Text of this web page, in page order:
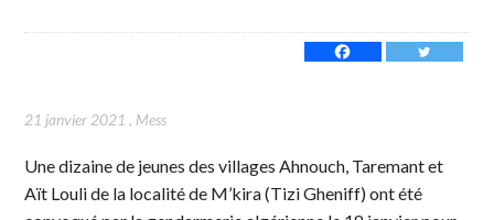
21 janvier 2021 , Mess
Une dizaine de jeunes des villages Ahnouch, Taremant et
Aït Louli de la localité de M’kira (Tizi Gheniff) ont été